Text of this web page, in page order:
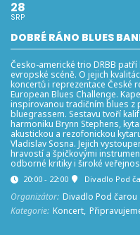
28
SRP
DOBRÉ RÁNO BLUES
Česko-americké trio DRBB
evropské scéně. O jejich
koncertů i reprezentace České
European Blues Challenge.
inspirovanou tradičním blues
bluegrassem. Sestavu tvoří
harmoniku Brynn Stephens,
akustickou a rezofonickou
Vladislav Sosna. Jejich
hravostí a špičkovými
odborné kritiky i široké
20:00 - 22:00 Divadlo Pod
Organizátor: Divadlo Pod čarou
Kategorie: Koncert,